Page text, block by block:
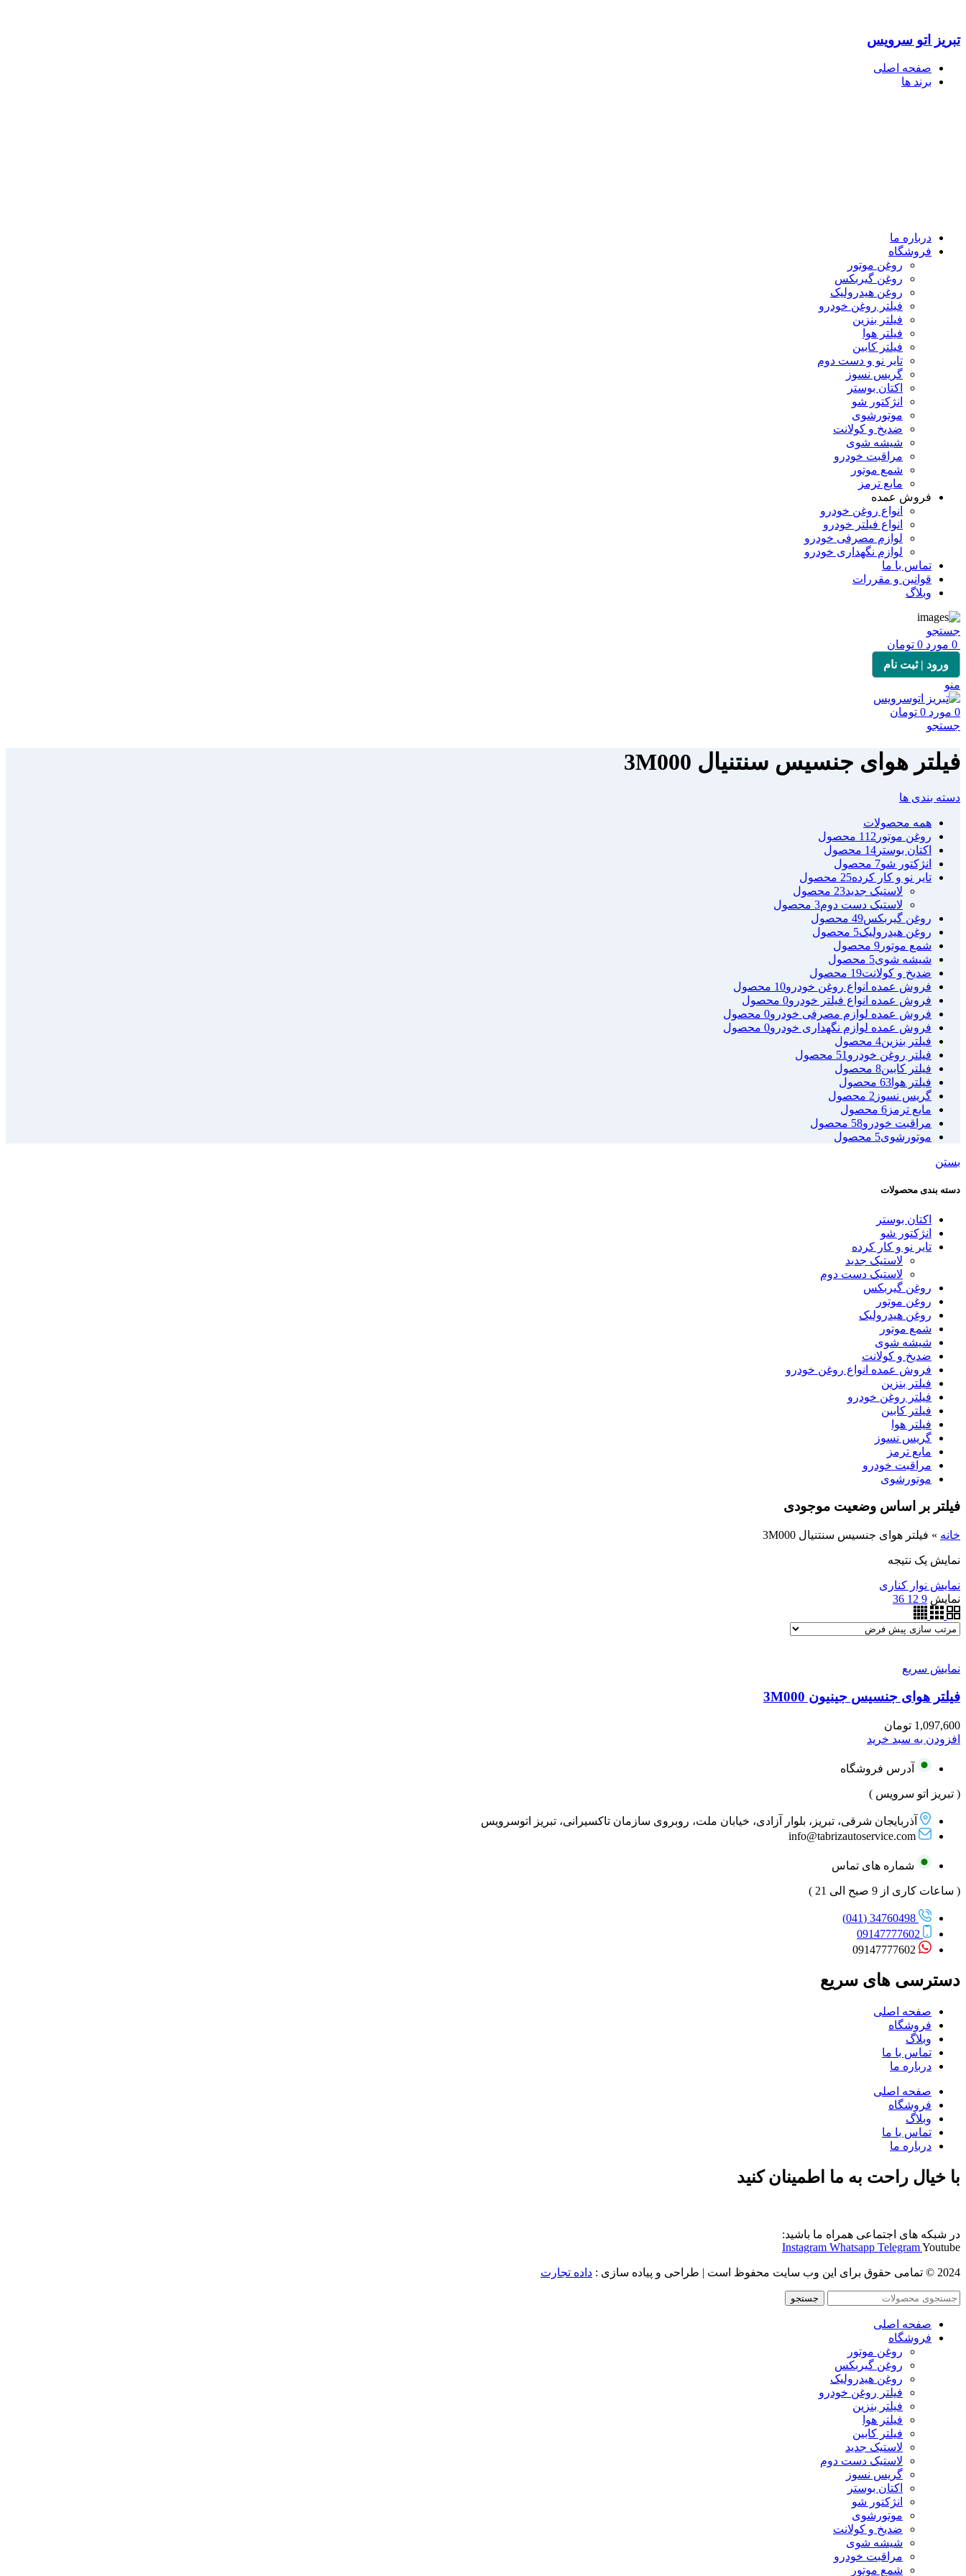
تبریز اتو سرویس
صفحه اصلی
برند ها
درباره ما
فروشگاه
روغن موتور
روغن گیربکس
روغن هیدرولیک
فیلتر روغن خودرو
فیلتر بنزین
فیلتر هوا
فیلتر کابین
تایر نو و دست دوم
گریس نسوز
اکتان بوستر
انژکتور شو
موتورشوی
ضدیخ و کولانت
شیشه شوی
مراقبت خودرو
شمع موتور
مایع ترمز
فروش عمده
انواع روغن خودرو
انواع فیلتر خودرو
لوازم مصرفی خودرو
لوازم نگهداری خودرو
تماس با ما
قوانین و مقررات
وبلاگ
جستجو
0 مورد 0 تومان
ورود | ثبت نام
منو
0 مورد 0 تومان
جستجو
فیلتر هوای جنسیس سنتنیال 3M000
دسته بندی ها
همه محصولات
روغن موتور 112 محصول
اکتان بوستر 14 محصول
انژکتور شو7 محصول
تایر نو و کار کرده25 محصول
لاستیک جدید23 محصول
لاستیک دست دوم3 محصول
روغن گیربکس49 محصول
روغن هیدرولیک5 محصول
شمع موتور 9 محصول
شیشه شوی5 محصول
ضدیخ و کولانت19 محصول
فروش عمده انواع روغن خودرو10 محصول
فروش عمده انواع فیلتر خودرو0 محصول
فروش عمده لوازم مصرفی خودرو0 محصول
فروش عمده لوازم نگهداری خودرو0 محصول
فیلتر بنزین4 محصول
فیلتر روغن خودرو 51 محصول
فیلتر کابین8 محصول
فیلتر هوا 63 محصول
گریس نسوز 2 محصول
مایع ترمز 6 محصول
مراقبت خودرو58 محصول
موتورشوی5 محصول
بستن
دسته بندی محصولات
اکتان بوستر
انژکتور شو
تایر نو و کار کرده
لاستیک جدید
لاستیک دست دوم
روغن گیربکس
روغن موتور
روغن هیدرولیک
شمع موتور
شیشه شوی
ضدیخ و کولانت
فروش عمده انواع روغن خودرو
فیلتر بنزین
فیلتر روغن خودرو
فیلتر کابین
فیلتر هوا
گریس نسوز
مایع ترمز
مراقبت خودرو
موتورشوی
فیلتر بر اساس وضعیت موجودی
خانه » فیلتر هوای جنسیس سنتنیال 3M000
نمایش یک نتیجه
نمایش نوار کناری
نمایش 9
12
36
نمایش سریع
فیلتر هوای جنسیس جینیون 3M000
1,097,600 تومان
افزودن به سبد خرید
آدرس فروشگاه
( تبریز اتو سرویس )
آذربایجان شرقی، تبریز، بلوار آزادی، خیابان ملت، روبروی سازمان تاکسیرانی، تبریز اتوسرویس
info@tabrizautoservice.com
شماره های تماس
( ساعات کاری از 9 صبح الی 21 )
34760498 (041)
09147777602
09147777602
دسترسی های سریع
صفحه اصلی
فروشگاه
وبلاگ
تماس با ما
درباره ما
صفحه اصلی
فروشگاه
وبلاگ
تماس با ما
درباره ما
با خیال راحت به ما اطمینان کنید
در شبکه های اجتماعی همراه ما باشید:
Instagram Whatsapp TelegramYoutube
2024 © تمامی حقوق برای این وب سایت محفوظ است | طراحی و پیاده سازی : داده تجارت
جستجو
صفحه اصلی
فروشگاه
روغن موتور
روغن گیربکس
روغن هیدرولیک
فیلتر روغن خودرو
فیلتر بنزین
فیلتر هوا
فیلتر کابین
لاستیک جدید
لاستیک دست دوم
گریس نسوز
اکتان بوستر
انژکتور شو
موتورشوی
ضدیخ و کولانت
شیشه شوی
مراقبت خودرو
شمع موتور